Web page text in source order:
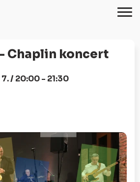
– Chaplin koncert
/ 20:00 - 21:30